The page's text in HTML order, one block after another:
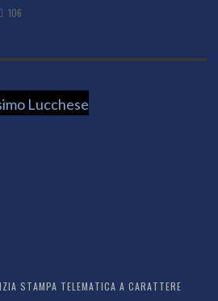
106
STAMPA TELEMATICA A CARATTERE